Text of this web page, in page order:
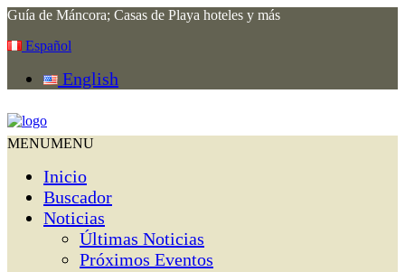
Guía de Máncora; Casas de Playa hoteles y más
Español
English
MENUMENU
Inicio
Buscador
Noticias
Últimas Noticias
Próximos Eventos